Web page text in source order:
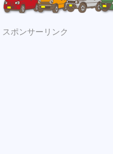
スポンサーリンク